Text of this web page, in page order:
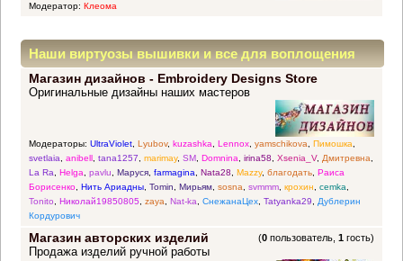
Модератор: Клеома
Наши виртуозы вышивки и все для воплощения
прекрасных идей
Магазин дизайнов - Embroidery Designs Store
Оригинальные дизайны наших мастеров
Модераторы: UltraViolet, Lyubov, kuzashka, Lennox, yamschikova, Пимошка,
svetlaia, anibell, tana1257, marimay, SM, Domnina, irina58, Xsenia_V, Дмитревна,
La Ra, Helga, pavlu, Маруся, farmagina, Nata28, Mazzy, благодать, Раиса
Борисенко, Нить Ариадны, Tomin, Мирьям, sosna, svmmm, крохин, cemka,
Tonito, Николай19850805, zaya, Nat-ka, СнежанаЦех, Tatyanka29, Дублерин
Кордурович
Магазин авторских изделий (0 пользователь,1 гость)
Продажа изделий ручной работы